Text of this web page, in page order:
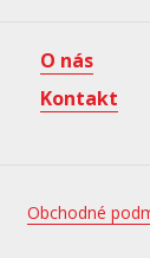
O nás
Kontakt
Obchodné